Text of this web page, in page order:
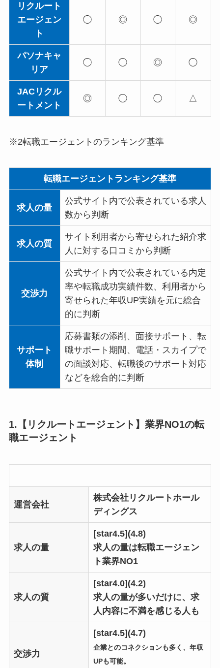
リクルート
エージェン
ト
◯ ◎ ◯ ◎
パソナキャ
リア
◯ ◯ ◎ ◯
JACリクル
ートメント
◎ ◯ ◯ △
※2転職エージェントのランキング基準
転職エージェントランキング基準
求人の量
公式サイト内で公表されている求人
数から判断
求人の質
サイト利用者から寄せられた紹介求
人に対する口コミから判断
交渉力
公式サイト内で公表されている内定
率や転職成功実績件数、利用者から
寄せられた年収UP実績を元に総合
的に判断
サポート
体制
応募書類の添削、面接サポート、転
職サポート期間、電話・スカイプで
の面談対応、転職後のサポート対応
などを総合的に判断
1.【リクルートエージェント】業界NO1の転
職エージェント
運営会社
株式会社リクルートホール
ディングス
求人の量
[star4.5](4.8)
求人の量は転職エージェン
ト業界NO1
求人の質
[star4.0](4.2)
求人の量が多いだけに、求
人内容に不満を感じる人も
交渉力
[star4.5](4.7)
企業とのコネクションも多く、年収
UPも可能。